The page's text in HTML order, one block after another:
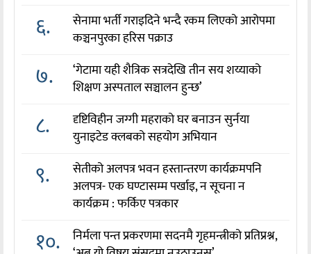
६.
सेनामा भर्ती गराइदिने भन्दै रकम लिएको आरोपमा
कञ्चनपुरका हरिस पक्राउ
७.
‘गेटामा यही शैत्रिक सत्रदेखि तीन सय शय्याको
शिक्षण अस्पताल सञ्चालन हुन्छ’
८.
दृष्टिविहीन जग्गी महराको घर बनाउन सुर्नया
युनाइटेड क्लबको सहयोग अभियान
९.
सेतीको अलपत्र भवन हस्तान्तरण कार्यक्रमपनि
अलपत्र- एक घण्टासम्म पर्खाइ, न सूचना न
कार्यक्रम : फर्किए पत्रकार
१०.
निर्मला पन्त प्रकरणमा सदनमै गृहमन्त्रीको प्रतिप्रश्न,